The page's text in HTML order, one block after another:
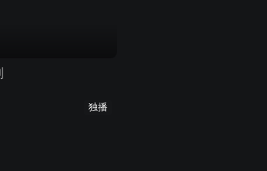
独播